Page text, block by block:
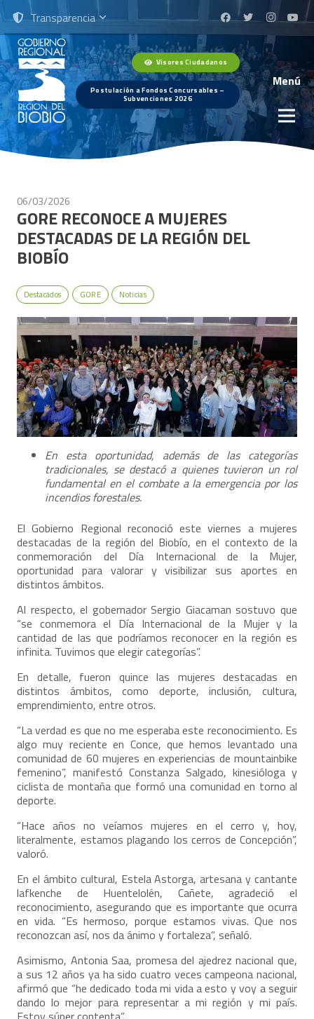
Transparencia
Visores Ciudadanos
Postulación a Fondos Concursables –
Subvenciones 2026
Menú
06/03/2026
GORE RECONOCE A MUJERES
DESTACADAS DE LA REGIÓN DEL
BIOBÍO
Destacados GORE Noticias
En esta oportunidad, además de las categorías
tradicionales, se destacó a quienes tuvieron un rol
fundamental en el combate a la emergencia por los
incendios forestales.
El Gobierno Regional reconoció este viernes a mujeres
destacadas de la región del Biobío, en el contexto de la
conmemoración del Día Internacional de la Mujer,
oportunidad para valorar y visibilizar sus aportes en
distintos ámbitos.
Al respecto, el gobernador Sergio Giacaman sostuvo que
“se conmemora el Día Internacional de la Mujer y la
cantidad de las que podríamos reconocer en la región es
infinita. Tuvimos que elegir categorías”.
En detalle, fueron quince las mujeres destacadas en
distintos ámbitos, como deporte, inclusión, cultura,
emprendimiento, entre otros.
“La verdad es que no me esperaba este reconocimiento. Es
algo muy reciente en Conce, que hemos levantado una
comunidad de 60 mujeres en experiencias de mountainbike
femenino”, manifestó Constanza Salgado, kinesióloga y
ciclista de montaña que formó una comunidad en torno al
deporte.
“Hace años no veíamos mujeres en el cerro y, hoy,
literalmente, estamos plagando los cerros de Concepción”,
valoró.
En el ámbito cultural, Estela Astorga, artesana y cantante
lafkenche de Huentelolén, Cañete, agradeció el
reconocimiento, asegurando que es importante que ocurra
en vida. “Es hermoso, porque estamos vivas. Que nos
reconozcan así, nos da ánimo y fortaleza”, señaló.
Asimismo, Antonia Saa, promesa del ajedrez nacional que,
a sus 12 años ya ha sido cuatro veces campeona nacional,
afirmó que “he dedicado toda mi vida a esto y voy a seguir
dando lo mejor para representar a mi región y mi país.